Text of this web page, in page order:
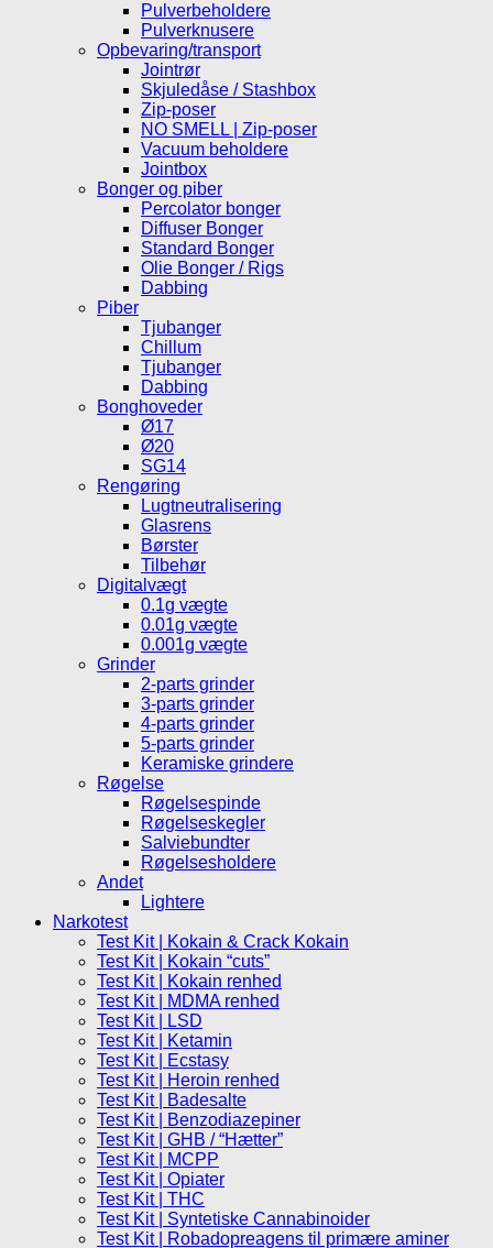
Pulverbeholdere
Pulverknusere
Opbevaring/transport
Jointrør
Skjuledåse / Stashbox
Zip-poser
NO SMELL | Zip-poser
Vacuum beholdere
Jointbox
Bonger og piber
Percolator bonger
Diffuser Bonger
Standard Bonger
Olie Bonger / Rigs
Dabbing
Piber
Tjubanger
Chillum
Tjubanger
Dabbing
Bonghoveder
Ø17
Ø20
SG14
Rengøring
Lugtneutralisering
Glasrens
Børster
Tilbehør
Digitalvægt
0.1g vægte
0.01g vægte
0.001g vægte
Grinder
2-parts grinder
3-parts grinder
4-parts grinder
5-parts grinder
Keramiske grindere
Røgelse
Røgelsespinde
Røgelseskegler
Salviebundter
Røgelsesholdere
Andet
Lightere
Narkotest
Test Kit | Kokain & Crack Kokain
Test Kit | Kokain “cuts”
Test Kit | Kokain renhed
Test Kit | MDMA renhed
Test Kit | LSD
Test Kit | Ketamin
Test Kit | Ecstasy
Test Kit | Heroin renhed
Test Kit | Badesalte
Test Kit | Benzodiazepiner
Test Kit | GHB / “Hætter”
Test Kit | MCPP
Test Kit | Opiater
Test Kit | THC
Test Kit | Syntetiske Cannabinoider
Test Kit | Robadopreagens til primære aminer